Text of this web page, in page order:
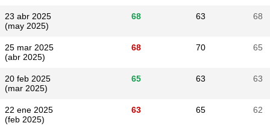
23 abr 2025
(may 2025)
68 63 68
25 mar 2025
(abr 2025)
68 70 65
20 feb 2025
(mar 2025)
65 63 63
22 ene 2025
(feb 2025)
63 65 62